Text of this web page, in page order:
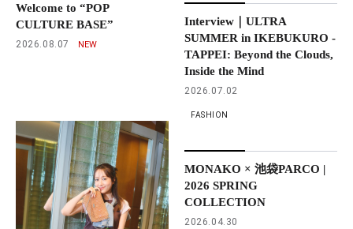
Welcome to “POP
CULTURE BASE”
2026.08.07
Interview｜ULTRA
SUMMER in IKEBUKURO -
TAPPEI: Beyond the Clouds,
Inside the Mind
2026.07.02
FASHION
MONAKO × 池袋PARCO |
2026 SPRING
COLLECTION
2026.04.30